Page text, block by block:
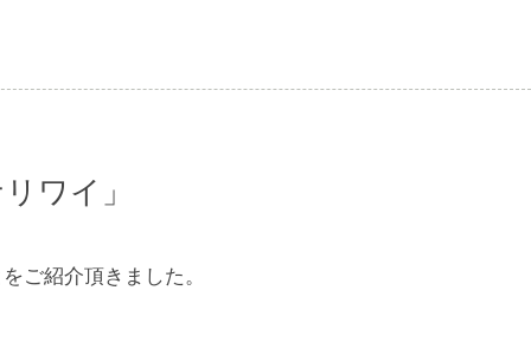
ワイ」
ご紹介頂きました。